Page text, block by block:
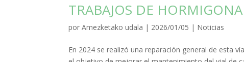
TRABAJOS DE
porAmezketako udala | 2026/01/05 | Noticias
En 2024 se realizó una reparación general de esta